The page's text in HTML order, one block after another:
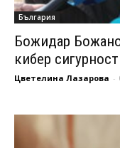
България
Божидар
кибер сигурност
Цветелина Лазарова -